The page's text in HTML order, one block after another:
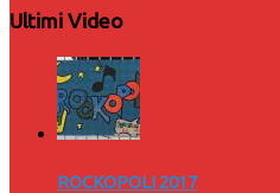
Ultimi Video
ROCKOPOLI 2017